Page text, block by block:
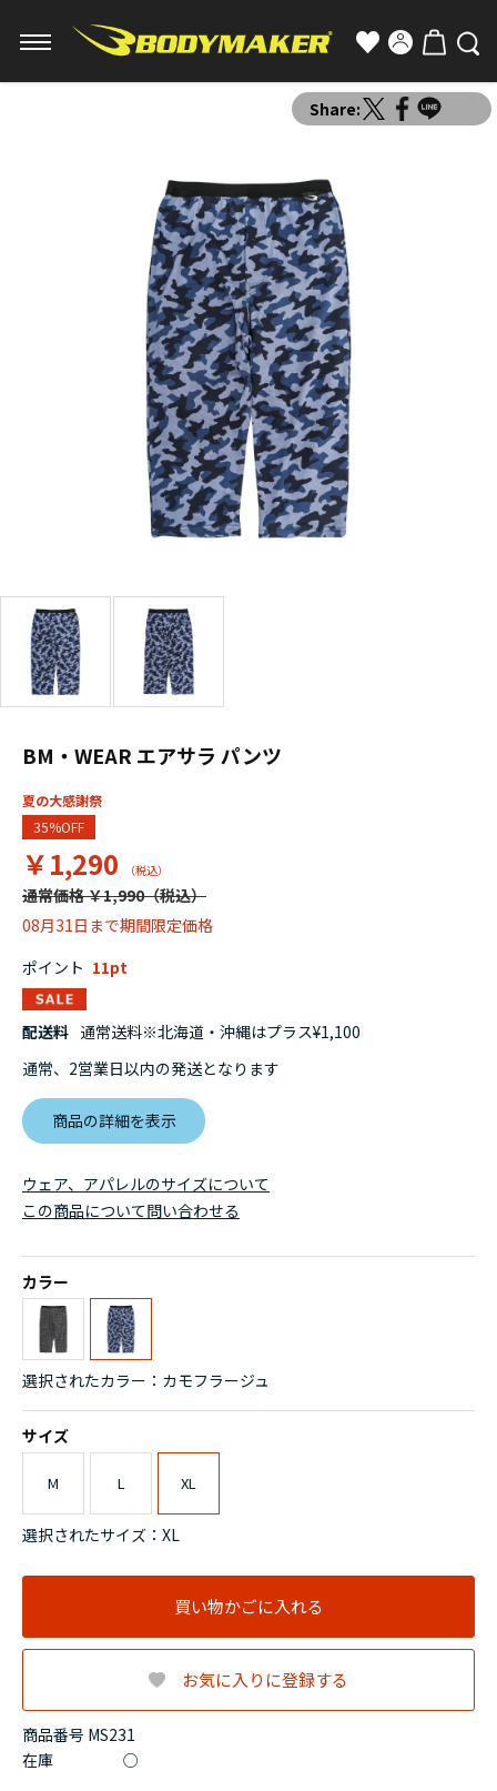
Share:
BM・WEAR エアサラ パンツ
夏の大感謝祭
35%OFF
￥1,290
通常価格 ￥1,990
08月31日まで期間限定価格
商品番号 MS231
ポイント 11
在庫 ○
配送料 通常送料※北海道・沖縄はプラス¥1,100
通常、2営業日以内の発送となります
商品の詳細を表示
ウェア、アパレルのサイズについて
カラー
選択されたカラー：カモフラージュ
サイズ
M L XL
選択されたサイズ：XL
買い物かごに入れる
お気に入りに登録する
この商品について問い合わせる